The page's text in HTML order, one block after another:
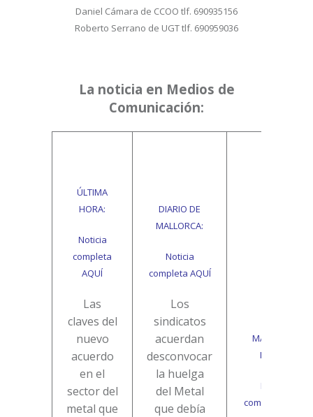
Daniel Cámara de CCOO tlf. 690935156
Roberto Serrano de UGT tlf. 690959036
La noticia en Medios de
Comunicación:
ÚLTIMA
HORA:
Noticia
completa
AQUÍ
Las
claves del
nuevo
acuerdo
en el
sector del
metal que
DIARIO DE
MALLORCA:
Noticia
completa AQUÍ
Los
sindicatos
acuerdan
desconvocar
la huelga
del Metal
que debía
MALLORCA
DIARIO:
Noticia
completa